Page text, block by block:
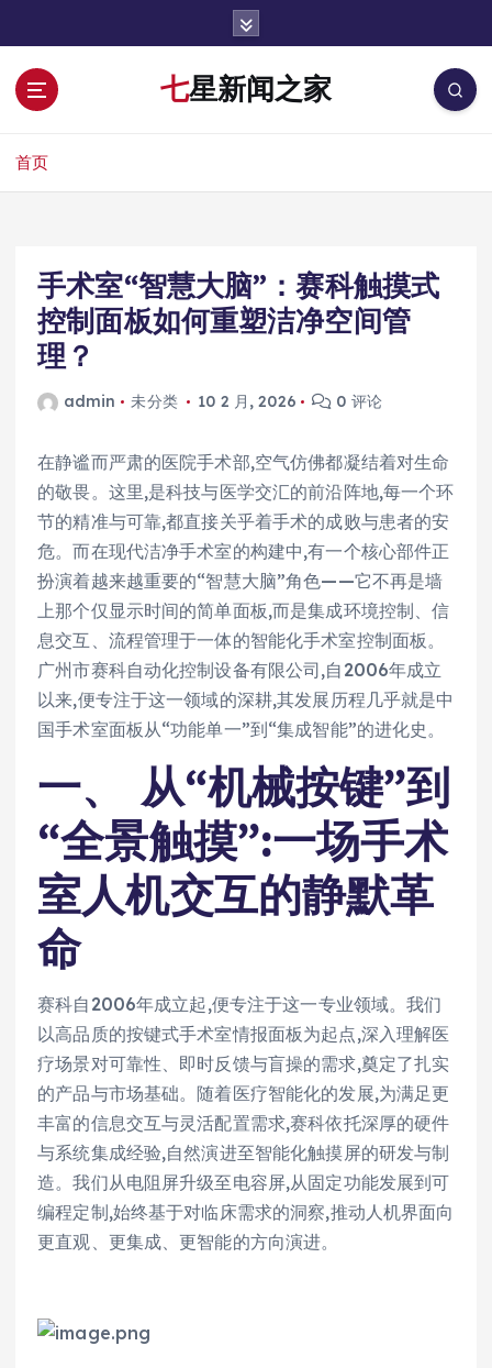
七星新闻之家
首页
手术室“智慧大脑”：赛科触摸式
控制面板如何重塑洁净空间管
理？
admin 未分类 10 2 月, 2026 0 评论
在静谧而严肃的医院手术部,空气仿佛都凝结着对生命
的敬畏。这里,是科技与医学交汇的前沿阵地,每一个环
节的精准与可靠,都直接关乎着手术的成败与患者的安
危。而在现代洁净手术室的构建中,有一个核心部件正
扮演着越来越重要的“智慧大脑”角色——它不再是墙
上那个仅显示时间的简单面板,而是集成环境控制、信
息交互、流程管理于一体的智能化手术室控制面板。
广州市赛科自动化控制设备有限公司,自2006年成立
以来,便专注于这一领域的深耕,其发展历程几乎就是中
国手术室面板从“功能单一”到“集成智能”的进化史。
一、 从“机械按键”到
“全景触摸”:一场手术
室人机交互的静默革
命
赛科自2006年成立起,便专注于这一专业领域。我们
以高品质的按键式手术室情报面板为起点,深入理解医
疗场景对可靠性、即时反馈与盲操的需求,奠定了扎实
的产品与市场基础。随着医疗智能化的发展,为满足更
丰富的信息交互与灵活配置需求,赛科依托深厚的硬件
与系统集成经验,自然演进至智能化触摸屏的研发与制
造。我们从电阻屏升级至电容屏,从固定功能发展到可
编程定制,始终基于对临床需求的洞察,推动人机界面向
更直观、更集成、更智能的方向演进。